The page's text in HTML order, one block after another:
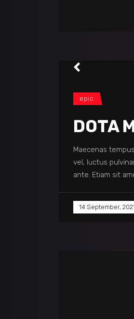
epic
DOTA
Maecenas
vel, luctus
ante. Etiam sit
14 September,